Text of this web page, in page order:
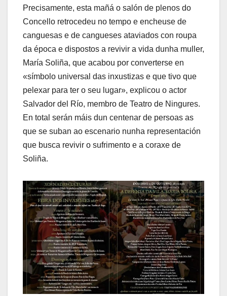
Precisamente, esta mañá o salón de plenos do
Concello retrocedeu no tempo e encheuse de
canguesas e de cangueses ataviados con roupa
da época e dispostos a revivir a vida dunha muller,
María Soliña, que acabou por converterse en
«símbolo universal das inxustizas e que tivo que
pelexar para ter o seu lugar», explicou o actor
Salvador del Río, membro de Teatro de Ningures.
En total serán máis dun centenar de persoas as
que se suban ao escenario nunha representación
que busca revivir o sufrimento e a coraxe de
Soliña.